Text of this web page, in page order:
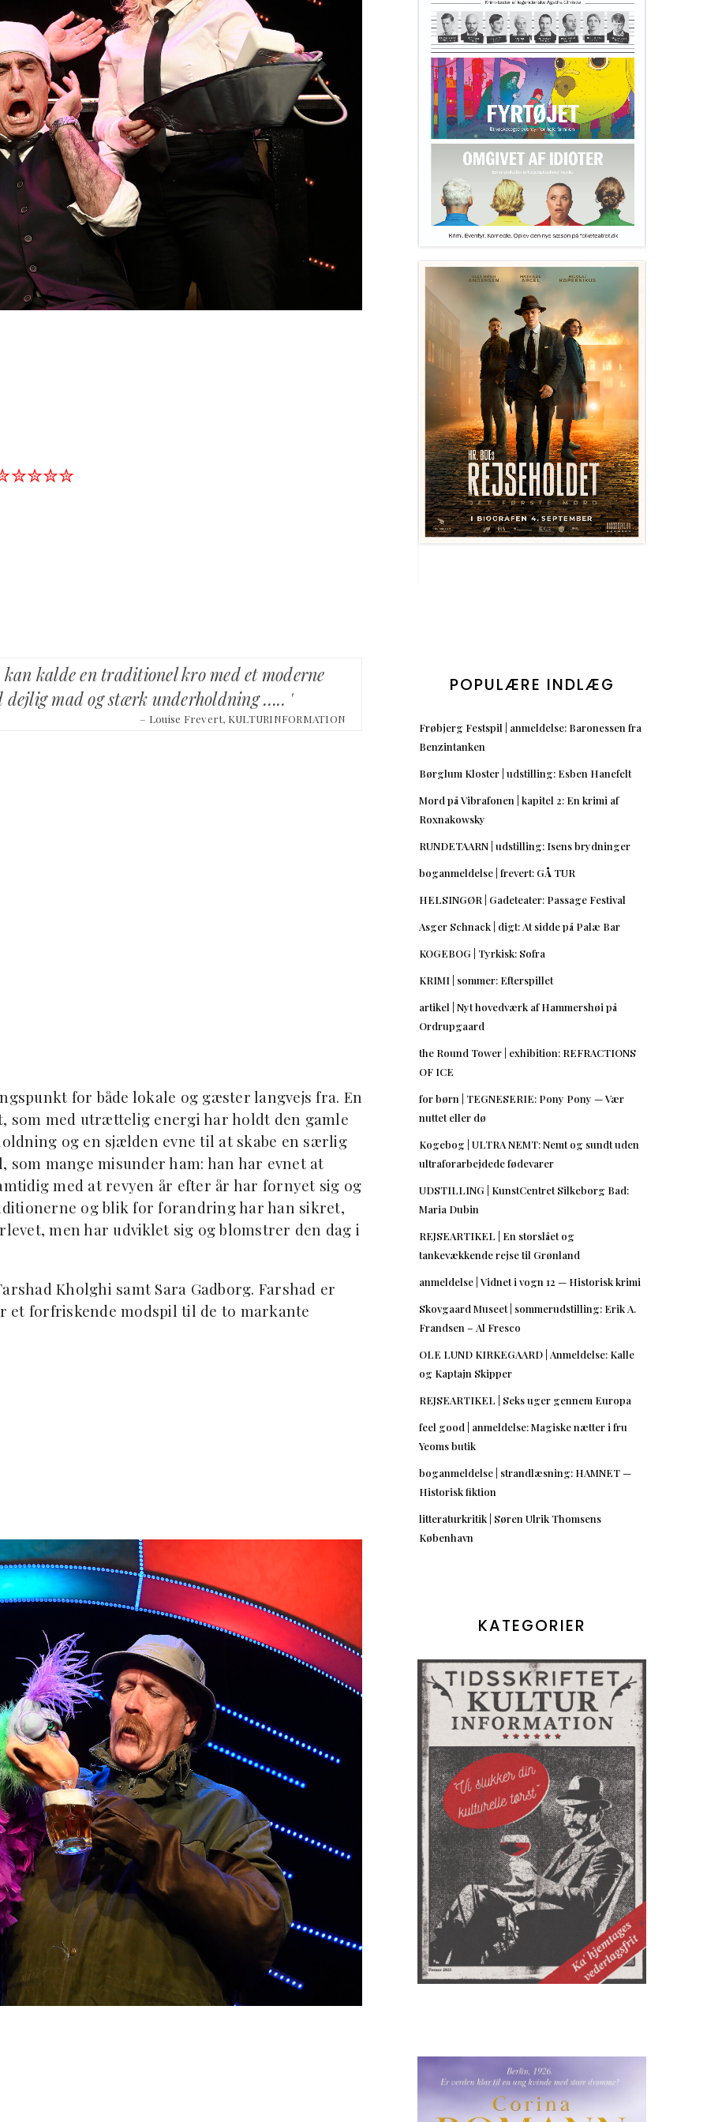
kalde en traditionel kro med et moderne
dejlig mad og stærk underholdning ….. '
– Louise Frevert, KULTURINFORMATION
for både lokale og gæster langvejs fra. En
som med utrættelig energi har holdt den gamle
og en sjælden evne til at skabe en særlig
mange misunder ham: han har evnet at
med at revyen år efter år har fornyet sig og
og blik for forandring har han sikret,
men har udviklet sig og blomstrer den dag i
Kholghi samt Sara Gadborg. Farshad er
et forfriskende modspil til de to markante
POPULÆRE INDLÆG
Frøbjerg Festspil | anmeldelse: Baronessen fra
Benzintanken
Børglum Kloster | udstilling: Esben Hanefelt
Mord på Vibrafonen | kapitel 2: En krimi af
Roxnakowsky
RUNDETAARN | udstilling: Isens brydninger
boganmeldelse | frevert: GÅ TUR
HELSINGØR | Gadeteater: Passage Festival
Asger Schnack | digt: At sidde på Palæ Bar
KOGEBOG | Tyrkisk: Sofra
KRIMI | sommer: Efterspillet
artikel | Nyt hovedværk af Hammershøi på
Ordrupgaard
the Round Tower | exhibition: REFRACTIONS
OF ICE
for børn | TEGNESERIE: Pony Pony — Vær
nuttet eller dø
Kogebog | ULTRA NEMT: Nemt og sundt uden
ultraforarbejdede fødevarer
UDSTILLING | KunstCentret Silkeborg Bad:
Maria Dubin
REJSEARTIKEL | En storslået og
tankevækkende rejse til Grønland
anmeldelse | Vidnet i vogn 12 — Historisk krimi
Skovgaard Museet | sommerudstilling: Erik A.
Frandsen – Al Fresco
OLE LUND KIRKEGAARD | Anmeldelse: Kalle
og Kaptajn Skipper
REJSEARTIKEL | Seks uger gennem Europa
feel good | anmeldelse: Magiske nætter i fru
Yeoms butik
boganmeldelse | strandlæsning: HAMNET —
Historisk fiktion
litteraturkritik | Søren Ulrik Thomsens
København
KATEGORIER